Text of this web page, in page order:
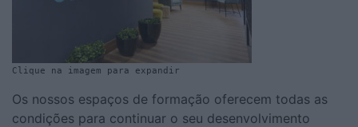
Clique na imagem para expandir
Os nossos espaços de formação oferecem todas as
condições para continuar o seu desenvolvimento